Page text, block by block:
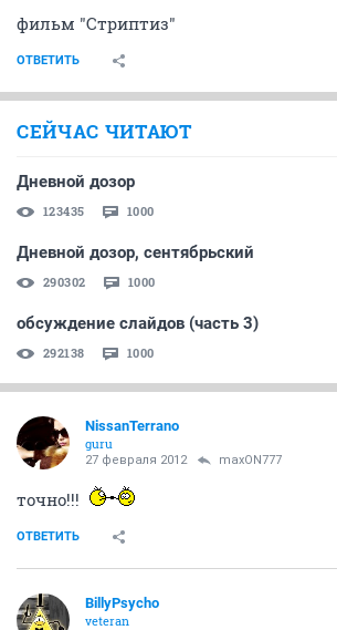
фильм "Стриптиз"
ОТВЕТИТЬ
СЕЙЧАС ЧИТАЮТ
Дневной дозор
123435 1000
Дневной дозор, сентябрьский
290302 1000
обсуждение слайдов (часть 3)
292138 1000
NissanTerrano
guru
27 февраля 2012 maxON777
точно!!!
ОТВЕТИТЬ
BillyPsycho
veteran